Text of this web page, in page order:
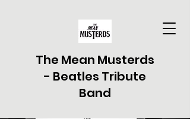
The Mean Musterds
- Beatles Tribute
Band